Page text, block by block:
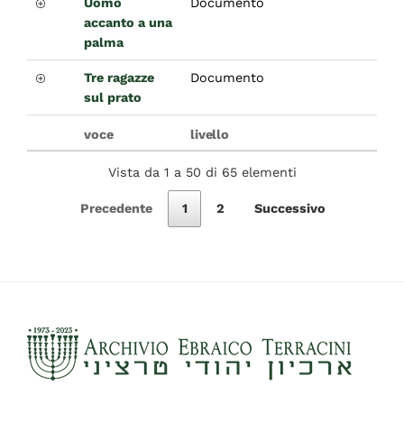
accanto a una
palma
Tre ragazze
sul prato
Documento
voce livello
Vista da 1 a 50 di 65 elementi
Precedente 1 2 Successivo